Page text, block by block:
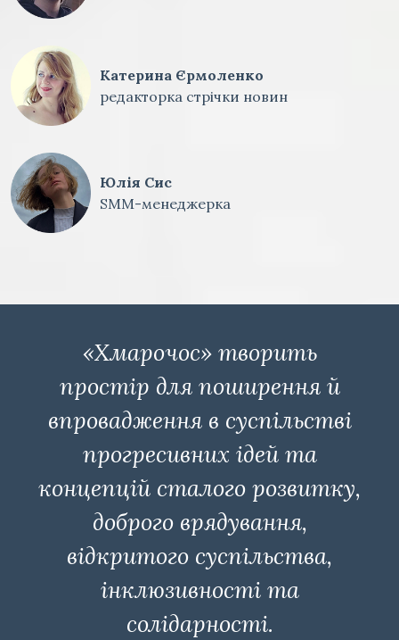
Катерина Єрмоленко
редакторка стрічки новин
Юлія Сис
SMM-менеджерка
«Хмарочос» творить
простір для поширення й
впровадження в суспільстві
прогресивних ідей та
концепцій сталого розвитку,
доброго врядування,
відкритого суспільства,
інклюзивності та
солідарності.